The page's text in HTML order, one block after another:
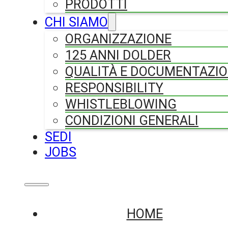
PRODOTTI
CHI SIAMO
ORGANIZZAZIONE
125 ANNI DOLDER
QUALITÀ E
RESPONSIBILITY
WHISTLEBLOWING
CONDIZIONI GENERALI
SEDI
JOBS
HOME